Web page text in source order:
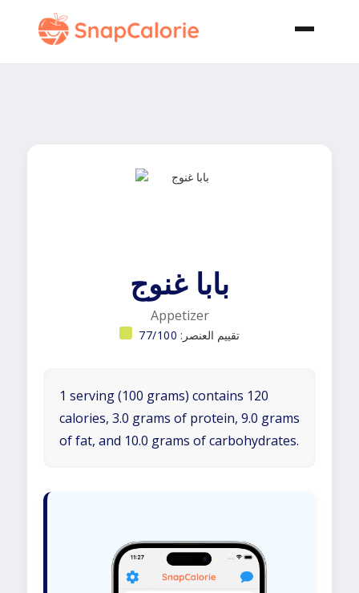
بابا غنوج
Appetizer
تقييم العنصر: 77/100
1 serving (100 grams) contains 120
calories, 3.0 grams of protein, 9.0 grams
of fat, and 10.0 grams of carbohydrates.